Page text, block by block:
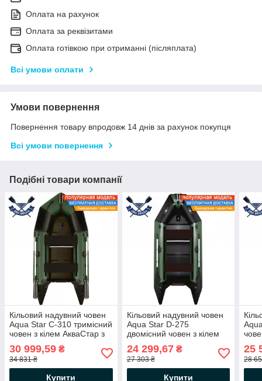
Оплата на рахунок
Оплата за реквізитами
Оплата готівкою при отриманні (післяплата)
Всі умови оплати
Умови повернення
Повернення товару впродовж 14 днів за рахунок покупця
Всі умови повернення
Подібні товари компанії
Кільовий надувний човен
Aqua Star C-310 тримісний
човен з кілем АкваСтар з
посиленнями під
кильсоном, балон 43
30 999,59 ₴
34 831 ₴
Купити
Кільовий надувний човен
Aqua Star D-275
двомісний човен з кілем
зі стрингерами зсувні
сидіння
24 299,67₴
27 303 ₴
Купити
25
28